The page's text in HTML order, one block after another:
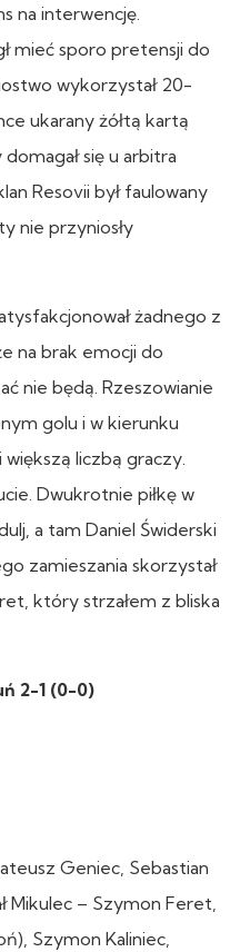
na interwencję.
mieć sporo pretensji do
wykorzystał 20-
ukarany żółtą kartą
się u arbitra
Resovii był faulowany
nie przyniosły
żadnego z
na brak emocji do
nie będą. Rzeszowianie
golu i w kierunku
liczbą graczy.
Dwukrotnie piłkę w
a tam Daniel Świderski
zamieszania skorzystał
który strzałem z bliska
2-1 (0-0)
Geniec, Sebastian
Mikulec – Szymon Feret,
Szymon Kaliniec,